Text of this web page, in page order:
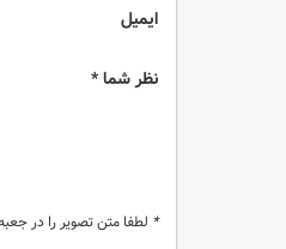
ایمیل
نظر شما *
* لطفا متن تصویر را در